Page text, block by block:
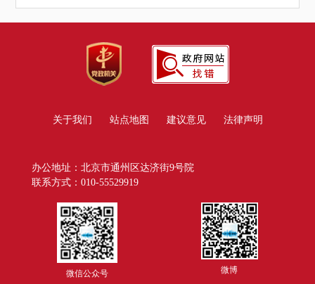
关于我们 站点地图 建议意见 法律声明
办公地址：北京市通州区达济街9号院
联系方式：010-55529919
微信公众号 微博